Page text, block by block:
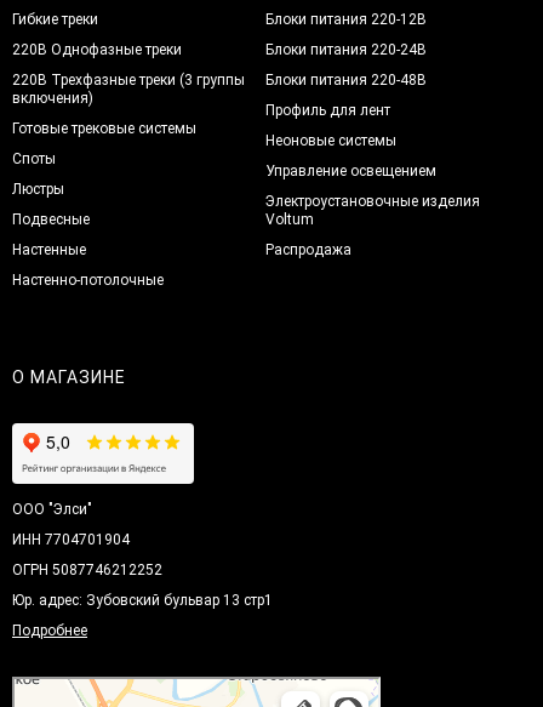
Гибкие треки
220В Однофазные треки
220В Трехфазные треки (3 группы
включения)
Готовые трековые системы
Споты
Люстры
Подвесные
Настенные
Настенно-потолочные
Блоки питания 220-12В
Блоки питания 220-24В
Блоки питания 220-48В
Профиль для лент
Неоновые системы
Управление освещением
Электроустановочные изделия
Voltum
Распродажа
О МАГАЗИНЕ
ООО "Элси"
ИНН 7704701904
ОГРН 5087746212252
Юр. адрес: Зубовский бульвар 13 стр1
Подробнее